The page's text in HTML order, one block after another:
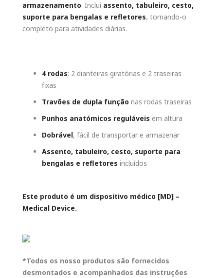
armazenamento. Inclui assento, tabuleiro, cesto,
suporte para bengalas e refletores, tornando-o
completo para atividades diárias.
4 rodas: 2 dianteiras giratórias e 2 traseiras
fixas
Travões de dupla função nas rodas traseiras
Punhos anatómicos reguláveis em altura
Dobrável, fácil de transportar e armazenar
Assento, tabuleiro, cesto, suporte para
bengalas e refletores incluídos
Este produto é um dispositivo médico [MD] –
Medical Device.
*Todos os nosso produtos são fornecidos
desmontados e acompanhados das instruções